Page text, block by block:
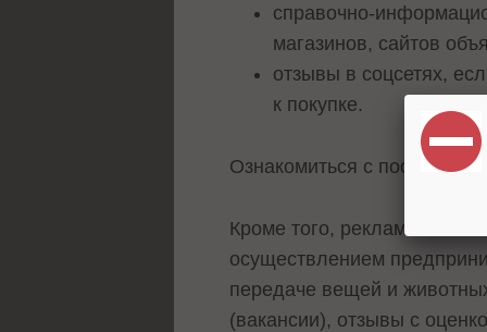
справочно-
магазинов, сайтов
отзывы в соцсетях,
к покупке.
Ознакомиться с
Кроме того, рекламой не
осуществлением
передаче вещей и
(вакансии), отзывы с